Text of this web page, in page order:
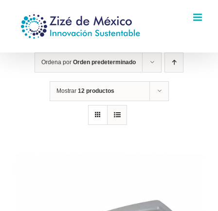
contenido
Ordena por Orden predeterminado
Mostrar 12 productos